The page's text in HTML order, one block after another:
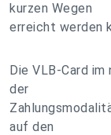
kurzen Wegen
erreicht werden
Die VLB-Card
der
auf den